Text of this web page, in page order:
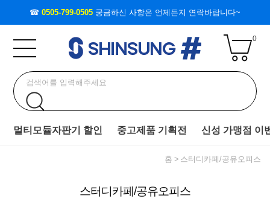
☎ 0505-799-0505 궁금하신 사항은 언제든지 연락바랍니다~
0
멀티모듈자판기 할인 중고제품 기획전 신성 가맹점 이
홈 스터디카페/공유오피스
스터디카페/공유오피스